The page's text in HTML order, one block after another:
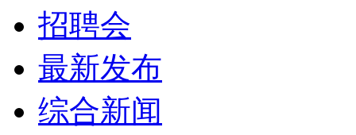
招聘会
最新发布
综合新闻